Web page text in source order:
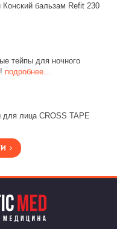
бальзам Refit 230
тейпы для ночного
подробнее...
лица CROSS TAPE